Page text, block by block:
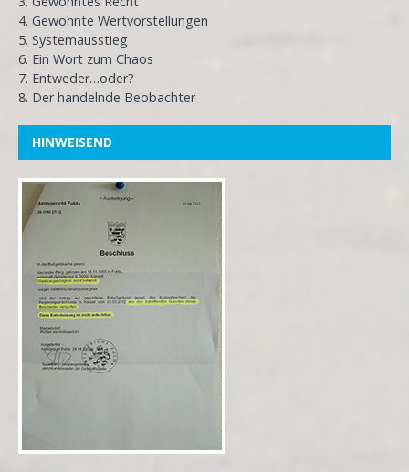
4. Gewohnte Wertvorstellungen
5. Systemausstieg
6. Ein Wort zum Chaos
7. Entweder…oder?
8. Der handelnde Beobachter
HINWEISEND